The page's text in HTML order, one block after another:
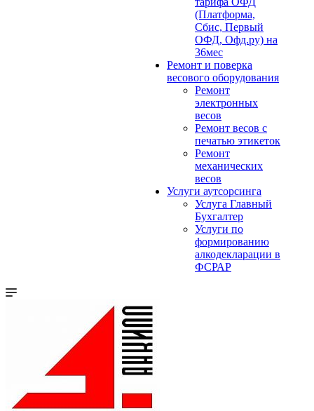
(Платформа,
Сбис, Первый
ОФД, Офд.ру) на
36мес
Ремонт и поверка
весового оборудования
Ремонт
электронных
весов
Ремонт весов с
печатью этикеток
Ремонт
механических
весов
Услуги аутсорсинга
Услуга Главный
Бухгалтер
Услуги по
формированию
алкодекларации в
ФСРАР